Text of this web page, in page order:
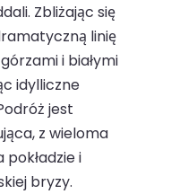
Zbliżając się
linię
i białymi
idylliczne
jest
z wieloma
i
bryzy.